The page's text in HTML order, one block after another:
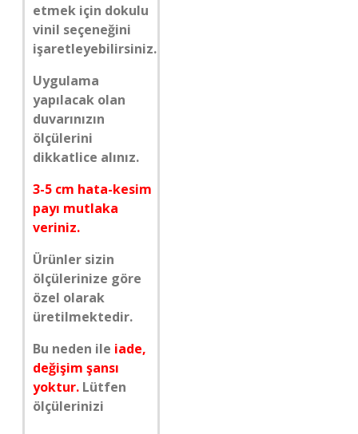
etmek için dokulu
vinil seçeneğini
işaretleyebilirsiniz.
Uygulama
yapılacak olan
duvarınızın
ölçülerini
dikkatlice alınız.
3-5 cm hata-kesim
payı mutlaka
veriniz.
Ürünler sizin
ölçülerinize göre
özel olarak
üretilmektedir.
Bu neden ile iade,
değişim şansı
yoktur. Lütfen
ölçülerinizi